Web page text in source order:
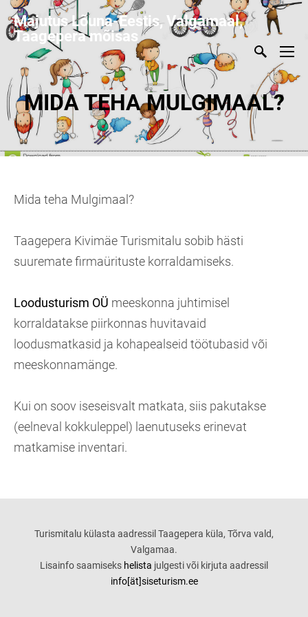
Majutus Lõuna-Eestis, Valgamaal,
Taagepera mõisas
MIDA TEHA MULGIMAAL?
Mida teha Mulgimaal?
Taagepera Kivimäe Turismitalu sobib hästi
suuremate firmaürituste korraldamiseks.
Loodusturism OÜ meeskonna juhtimisel
korraldatakse piirkonnas huvitavaid
loodusmatkasid ja kohapealseid töötubasid või
meeskonnamänge.
Kui on soov iseseisvalt matkata, siis pakutakse
(eelneval kokkuleppel) laenutuseks erinevat
matkamise inventari.
Turismitalu külasta aadressil Taagepera küla, Tõrva vald,
Valgamaa.
Lisainfo saamiseks helista julgesti või kirjuta aadressil
info[ät]siseturism.ee